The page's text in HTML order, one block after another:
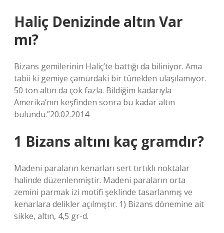
Haliç Denizinde altın Var
mı?
Bizans gemilerinin Haliç’te battığı da biliniyor. Ama
tabii ki gemiye çamurdaki bir tünelden ulaşılamıyor.
50 ton altın da çok fazla. Bildiğim kadarıyla
Amerika’nın keşfinden sonra bu kadar altın
bulundu.”20.02.2014
1 Bizans altını kaç gramdır?
Madeni paraların kenarları sert tırtıklı noktalar
halinde düzenlenmiştir. Madeni paraların orta
zemini parmak izi motifi şeklinde tasarlanmış ve
kenarlara delikler açılmıştır. 1) Bizans dönemine ait
sikke, altın, 4,5 gr-d.